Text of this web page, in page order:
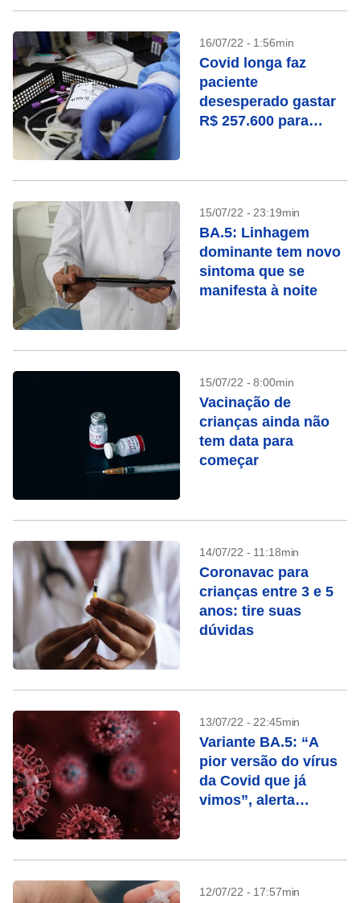
16/07/22 - 1:56min
Covid longa faz
paciente
desesperado gastar
R$ 257.600 para
15/07/22 - 23:19min
BA.5: Linhagem
dominante tem novo
sintoma que se
manifesta à noite
15/07/22 - 8:00min
Vacinação de
crianças ainda não
tem data para
começar
14/07/22 - 11:18min
Coronavac para
crianças entre 3 e 5
anos: tire suas
dúvidas
13/07/22 - 22:45min
Variante BA.5: “A
pior versão do vírus
da Covid que já
vimos”, alerta
12/07/22 - 17:57min